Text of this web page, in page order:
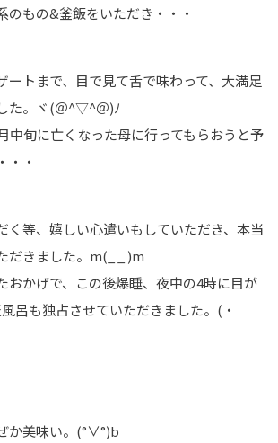
のもの&釜飯をいただき・・・
ートまで、目で見て舌で味わって、大満足
た。ヾ(＠^▽^＠)ﾉ
中旬に亡くなった母に行ってもらおうと予
・・
く等、嬉しい心遣いもしていただき、本当
だきました。m(_ _ )m
おかげで、この後爆睡、夜中の4時に目が
呂も独占させていただきました。(・
か美味い。(°∀°)b